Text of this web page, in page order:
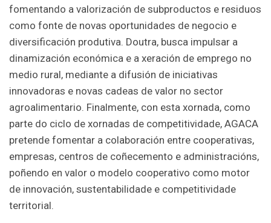
fomentando a valorización de subproductos e residuos
como fonte de novas oportunidades de negocio e
diversificación produtiva. Doutra, busca impulsar a
dinamización económica e a xeración de emprego no
medio rural, mediante a difusión de iniciativas
innovadoras e novas cadeas de valor no sector
agroalimentario. Finalmente, con esta xornada, como
parte do ciclo de xornadas de competitividade, AGACA
pretende fomentar a colaboración entre cooperativas,
empresas, centros de coñecemento e administracións,
poñendo en valor o modelo cooperativo como motor
de innovación, sustentabilidade e competitividade
territorial.